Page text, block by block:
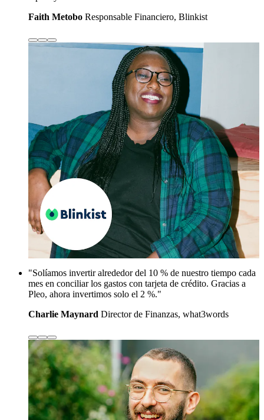
Faith Metobo Responsable Financiero, Blinkist
"Solíamos invertir alrededor del 10 % de nuestro tiempo cada
mes en conciliar los gastos con tarjeta de crédito. Gracias a
Pleo, ahora invertimos solo el 2 %."
Charlie Maynard Director de Finanzas, what3words